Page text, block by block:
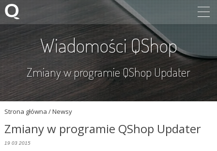
Wiadomości QShop
Zmiany w programie QShop Updater
Strona główna / Newsy
Zmiany w programie QShop Updater
19 03 2015